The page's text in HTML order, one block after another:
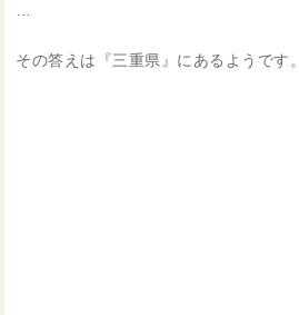
…
その答えは『三重県』にあるようです。